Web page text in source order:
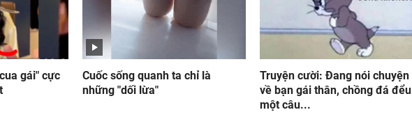
gái" cực
Cuốc sống quanh ta chỉ là
những "dối lừa"
Truyện cười: Đang nói chuyện
về bạn gái thân, chồng đá đểu
một câu...